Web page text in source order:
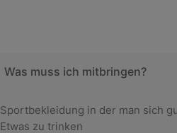
Was muss ich mitbringen?
Sportbekleidung in der man sich
Etwas zu trinken